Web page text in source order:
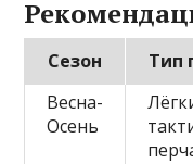
Сезон Тип
Весна-
Осень